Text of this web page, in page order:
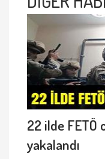
22 ilde FETÖ
yakalandı